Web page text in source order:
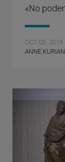
«No
OCT 03, 2019
ANNE